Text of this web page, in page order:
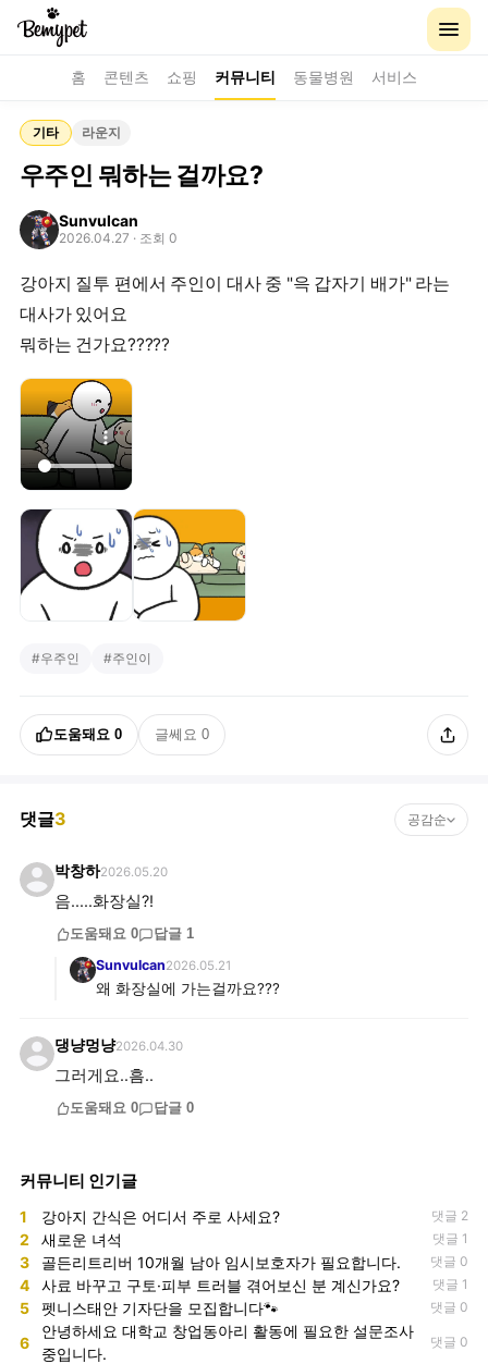
홈 콘텐츠 쇼핑 커뮤니티 동물병원 서비스
기타 라운지
우주인 뭐하는 걸까요?
Sunvulcan
2026.04.27 · 조회 0
강아지 질투 편에서 주인이 대사 중 "윽 갑자기 배가" 라는
대사가 있어요
뭐하는 건가요?????
#우주인 #주인이
도움돼요 0 글쎄요 0
댓글3 공감순
박창하2026.05.20
음.....화장실?!
도움돼요 0 답글 1
Sunvulcan2026.05.21
왜 화장실에 가는걸까요???
댕냥멍냥2026.04.30
그러게요..흠..
도움돼요 0 답글 0
커뮤니티 인기글
1 강아지 간식은 어디서 주로 사세요? 댓글 2
2 새로운 녀석 댓글 1
3 골든리트리버 10개월 남아 임시보호자가 필요합니다. 댓글 0
4 사료 바꾸고 구토·피부 트러블 겪어보신 분 계신가요? 댓글 1
5 펫니스태안 기자단을 모집합니다🐾 댓글 0
6
안녕하세요 대학교 창업동아리 활동에 필요한 설문조사
중입니다.
댓글 0